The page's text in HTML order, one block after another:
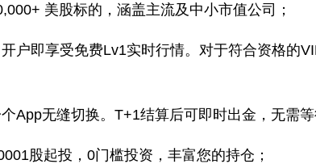
美股标的，涵盖主流及中小市值公司；
户即享受免费Lv1实时行情。对于符合资格的
App无缝切换。T+1结算后可即时出金，无需等
股起投，0门槛投资，丰富您的持仓；